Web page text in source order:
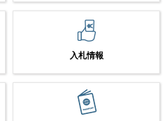
入札情報